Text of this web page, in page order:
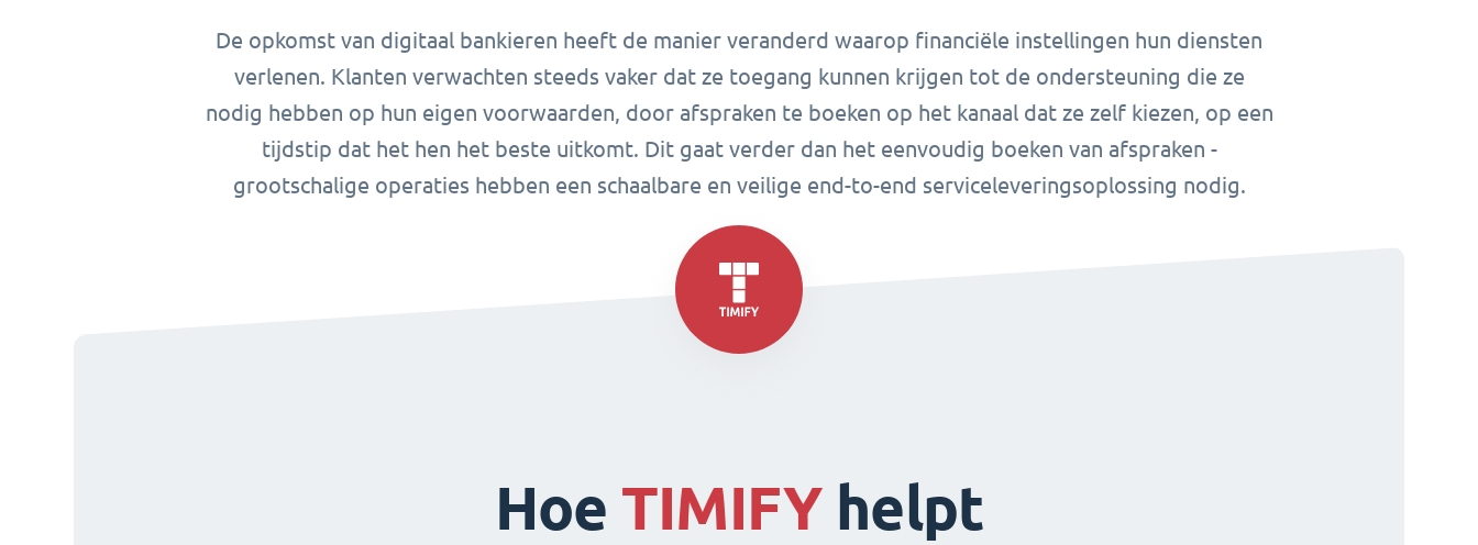
De opkomst van digitaal bankieren heeft de manier veranderd waarop financiële instellingen hun diensten
verlenen. Klanten verwachten steeds vaker dat ze toegang kunnen krijgen tot de ondersteuning die ze
nodig hebben op hun eigen voorwaarden, door afspraken te boeken op het kanaal dat ze zelf kiezen, op een
tijdstip dat het hen het beste uitkomt. Dit gaat verder dan het eenvoudig boeken van afspraken -
grootschalige operaties hebben een schaalbare en veilige end-to-end serviceleveringsoplossing nodig.
Hoe TIMIFYhelpt